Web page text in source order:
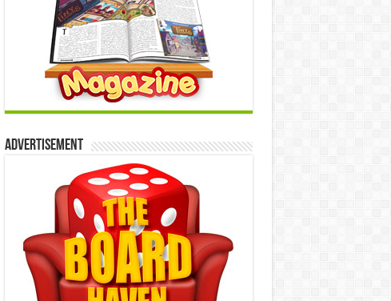
Advertisement